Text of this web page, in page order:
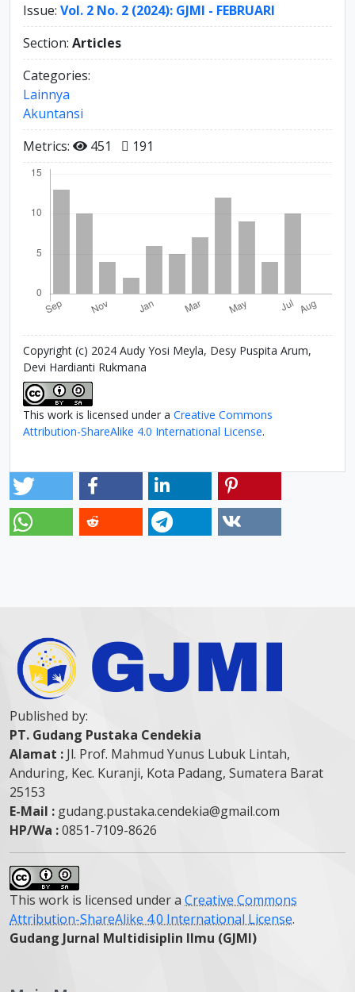
Issue: Vol. 2 No. 2 (2024): GJMI - FEBRUARI
Section: Articles
Categories:
Lainnya
Akuntansi
Metrics:
451 191
Copyright (c) 2024 Audy Yosi Meyla, Desy Puspita Arum,
Devi Hardianti Rukmana
This work is licensed under a Creative Commons
Attribution-ShareAlike 4.0 International License.
Published by:
PT. Gudang Pustaka Cendekia
Alamat : Jl. Prof. Mahmud Yunus Lubuk Lintah,
Anduring, Kec. Kuranji, Kota Padang, Sumatera Barat
25153
E-Mail : gudang.pustaka.cendekia@gmail.com
HP/Wa :0851-7109-8626
This work is licensed under a Creative Commons
Attribution-ShareAlike 4.0 International License.
Gudang Jurnal Multidisiplin Ilmu (GJMI)